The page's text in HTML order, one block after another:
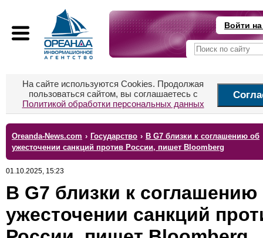
Войти
На сайте используются Cookies. Продолжая
пользоваться сайтом, вы соглашаетесь с
Политикой обработки персональных данных
Oreanda-News.com › Государство › В G7 близки к соглашению об
ужесточении санкций против России, пишет Bloomberg
01.10.2025, 15:23
В G7 близки к соглашению
ужесточении санкций